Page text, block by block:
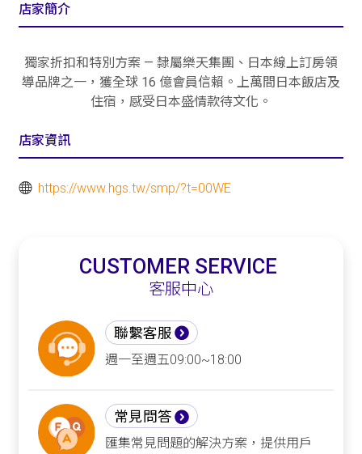
店家簡介
獨家折扣和特別方案 — 隸屬樂天集團、日本線上訂房領
導品牌之一，獲全球 16 億會員信賴​。上萬間日本飯店及
住宿，感受日本盛情款待文化。
店家資訊
https://www.hgs.tw/smp/?t=00WE
CUSTOMER SERVICE
客服中心
聯繫客服
週一至週五09:00~18:00
常見問答
匯集常見問題的解決方案，提供用戶